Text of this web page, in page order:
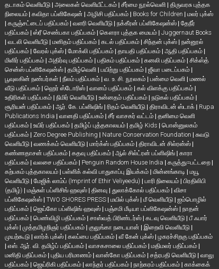
தடாகம் வெளியீடு | அலைகள் வெளியீட்டகம் | சீர்மை நூல்வெளி | திருவரசு புத்தக
நிலையம் | கவிதா பப்ளிகேஷன் | அழிசி பதிப்பகம் | Books for Children | மலர் புக்ஸ்
| கருஞ்சட்டைப் பதிப்பகம் | வளரி வெளியீடு | நக்கீரன் பப்ளிகேஷன்ஸ் | தேநீர்
பதிப்பகம் | ஸ்ரீ செண்பகா பதிப்பகம் | கௌரா புத்தக மையம் | Juggernaut Books
| வடலி வெளியீடு | மனிதம் பதிப்பகம் | கடல் பதிப்பகம் | சிந்தன் புக்ஸ் | நன்னூல்
பதிப்பகம் | வேரல் புக்ஸ் | மோக்லி பதிப்பகம் | தாயதி பதிப்பகம் | ஆதி பதிப்பகம் |
மிளிர் பதிப்பகம் | அதிர்வு பதிப்பகம் | பதிகம் பதிப்பகம் | கனலி பதிப்பகம் | சிக்ஸ்த்
சென்ஸ் பப்ளிகேஷன்ஸ் | தமிழ்வெளி | பயிற்று பதிப்பகம் | ஜீவா படைப்பகம் |
பூவுலகின் நண்பர்கள் | நீலம் பதிப்பகம் | வ. உ. சி. நூலகம் | பன்மை வெளி | மணல்
வீடு பதிப்பகம் | ஹெர் ஸ்டோரிஸ் | வானம் பதிப்பகம் | கல் விளக்கு பதிப்பகம் |
உதிரிகள் பதிப்பகம் | நிமிர் வெளியீடு | உன்னதம் பதிப்பகம் | நடுகல் பதிப்பகம் |
சூரியன் பதிப்பகம் | ஆர். கே. பப்ளிஷிங் | ரிதம் வெளியீடு | திராவிடன் ஸ்டாக் | Rupa
Publications India | வானதி பதிப்பகம் | சீர் வாசகர் வட்டம் | தனிமை வெளி
பதிப்பகம் | உயிர் பதிப்பகம் | தமிழ்ப் புத்தகாலயம் | தமிழ் Kids | பொன்னுலகம்
பதிப்பகம் | Zero Degree Publishing | Nature Conservation Foundation | சுவடு
வெளியீடு | வணக்கம் வெளியீடு | மார்க்ஸ் பதிப்பகம் | திராவிடன் சில்ரன்ஸ் |
கண்ணதாசன் பதிப்பகம் | கதவு பதிப்பகம் | ஆல் சில்ட்ரன் பப்ளிஷிங் | காரா
பதிப்பகம் | வலசை பதிப்பகம் | Penguin Random House India | கருத்து=பட்டறை |
கற்பகம் புத்தகாலயம் | பள்ளிக் கல்வி பாதுகாப்பு இயக்கம் | மின்னங்காடி | மயூ
வெளியீடு | மேஜிக் லாம்ப் (Imprint of Ethir Veliyeedu) | பாரி நிலையம் | பிரதிலிபி
(தமிழ்) | மஞ்சுள் பப்ளிசிங் ஹவுஸ் | தினவு | துலாக்கோல் பதிப்பகம் | விசா
பப்ளிகேஷன்ஸ் | TWO SHORES PRESS | மயில் புக்ஸ் | மீ வெளியீடு | ஐம்பொழில்
பதிப்பகம் | ஜெய்கோ பப்ளிஷிங் ஹவுஸ் | பஞ்சமி மீடியா பப்ளிகேஷன்ஸ் | நாதன்
பதிப்பகம் | பெண்விழி பதிப்பகம் | சாஸ்வத் பிரிண்டர்ஸ் | கடவு வெளியீடு | பீ ஃபார்
புக்ஸ் | முத்தமிழறிஞர் பதிப்பகம் | குலுங்கா நடையான் | இறைவி வெளியீடு |
முயற்கூடு | லார்க் புக்ஸ் | கலப்பை பதிப்பகம் | வீ கேன் புக்ஸ் | ழகரச்சிறகு பதிப்பகம்
| எஸ். ஆர். வி. தமிழ்ப் பதிப்பகம் | வாசகசாலை பதிப்பகம் | மதிமலர் பதிப்பகம் |
மனிதி பதிப்பகம் | புதிய பரிமாணம் | வான்கோ பதிப்பகம் | சத்ரபதி வெளியீடு | வாலு
பதிப்பகம் | ஜெய்ரிகி பதிப்பகம் | லாந்தர் பதிப்பகம் | நாற்கரம் பதிப்பகம் | காக்கைக்